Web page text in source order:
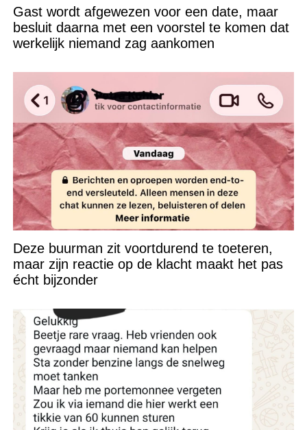
Gast wordt afgewezen voor een date, maar
besluit daarna met een voorstel te komen dat
werkelijk niemand zag aankomen
Deze buurman zit voortdurend te toeteren,
maar zijn reactie op de klacht maakt het pas
écht bijzonder